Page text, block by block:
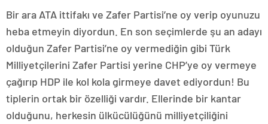
Bir ara ATA ittifakı ve Zafer Partisi’ne oy verip oyunuzu
heba etmeyin diyordun. En son seçimlerde şu an adayı
olduğun Zafer Partisi’ne oy vermediğin gibi Türk
Milliyetçilerini Zafer Partisi yerine CHP’ye oy vermeye
çağırıp HDP ile kol kola girmeye davet ediyordun! Bu
tiplerin ortak bir özelliği vardır. Ellerinde bir kantar
olduğunu, herkesin ülkücülüğünü milliyetçiliğini